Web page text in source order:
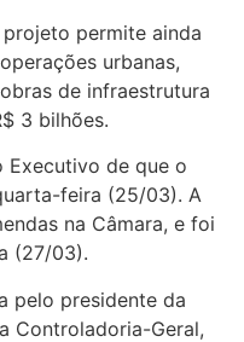
permite ainda
urbanas,
de infraestrutura
3 bilhões.
de que o
feira (25/03). A
na Câmara, e foi
(27/03).
pelo presidente da
Controladoria-Geral,